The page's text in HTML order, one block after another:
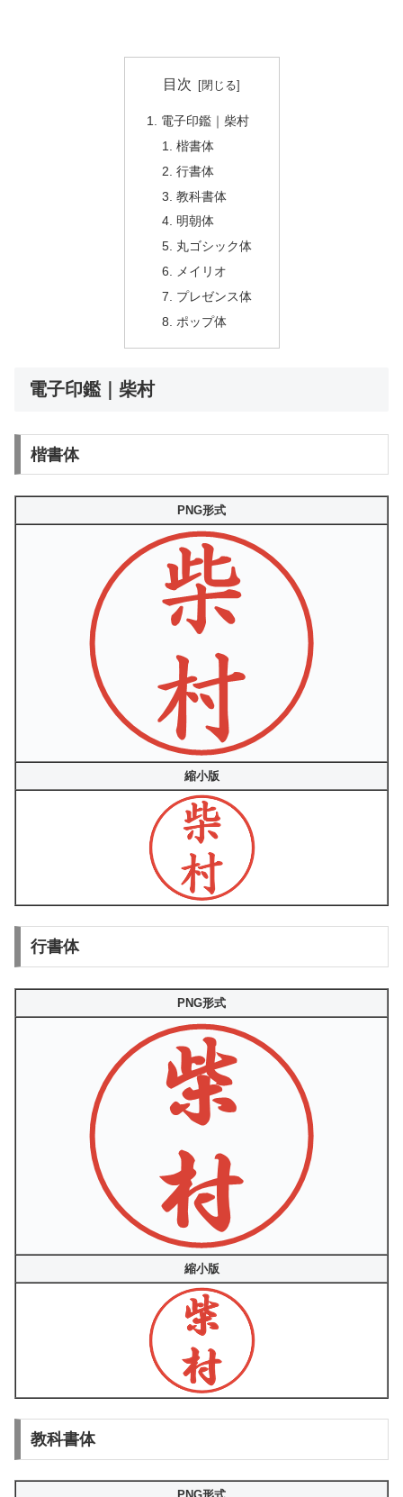
目次
電子印鑑｜柴村
楷書体
行書体
教科書体
明朝体
丸ゴシック体
メイリオ
プレゼンス体
ポップ体
電子印鑑｜柴村
楷書体
PNG形式
縮小版
行書体
PNG形式
縮小版
教科書体